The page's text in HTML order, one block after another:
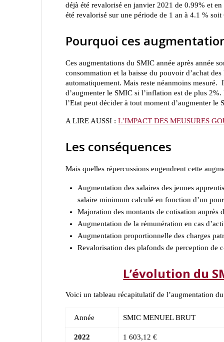
déjà été revalorisé en janvier 2021 de 0.99% et
été revalorisé sur une période de 1 an à 4.1 %
Pourquoi ces
Ces augmentations du SMIC année après année
consommation et la baisse du pouvoir d’achat
automatiquement. Mais reste néanmoins
d’augmenter le SMIC si l’inflation est de plus
l’Etat peut décider à tout moment d’augmenter
A LIRE AUSSI :L’IMPACT DES MEUSURES
Les conséquences
Mais quelles répercussions engendrent cette
Augmentation des salaires des jeunes
salaire minimum calculé en fonction d’un
Majoration des montants de cotisation auprès
Augmentation de la rémunération en cas
Augmentation proportionnelle des charges
Revalorisation des plafonds de perception de
L’évolution du
Voici un tableau récapitulatif de l’augmentation
Année SMIC MENUEL BRUT
2022 1 603,12 €